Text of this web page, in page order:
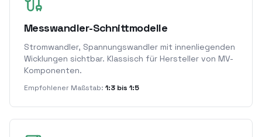
Messwandler-Schnittmodelle
Stromwandler, Spannungswandler mit innenliegenden
Wicklungen sichtbar. Klassisch für Hersteller von MV-
Komponenten.
Empfohlener Maßstab: 1:3 bis 1:5